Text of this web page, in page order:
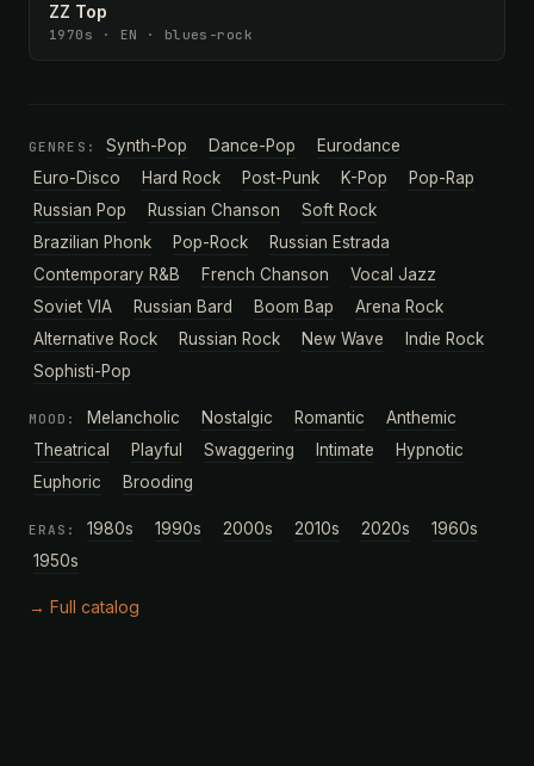
ZZ Top
1970s · EN · blues-rock
GENRES: Synth-Pop Dance-Pop
Eurodance
Euro-Disco
Hard Rock Post-Punk K-Pop
Pop-Rap
Russian Pop
Russian Chanson
Soft Rock
Brazilian Phonk
Pop-Rock
Russian Estrada
Contemporary R&B
French Chanson
Vocal Jazz
Soviet VIA
Russian Bard Boom Bap
Arena Rock
Alternative Rock
Russian Rock New Wave
Indie Rock
Sophisti-Pop
MOOD: Melancholic Nostalgic Romantic
Anthemic
Theatrical
Playful Swaggering Intimate
Hypnotic
Euphoric
Brooding
ERAS: 1980s 1990s 2000s 2010s 2020s
1960s
1950s
→ Full catalog